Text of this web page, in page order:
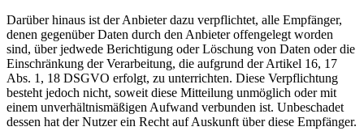
Darüber hinaus ist der Anbieter dazu verpflichtet, alle Empfänger,
denen gegenüber Daten durch den Anbieter offengelegt worden
sind, über jedwede Berichtigung oder Löschung von Daten oder die
Einschränkung der Verarbeitung, die aufgrund der Artikel 16, 17
Abs. 1, 18 DSGVO erfolgt, zu unterrichten. Diese Verpflichtung
besteht jedoch nicht, soweit diese Mitteilung unmöglich oder mit
einem unverhältnismäßigen Aufwand verbunden ist. Unbeschadet
dessen hat der Nutzer ein Recht auf Auskunft über diese Empfänger.